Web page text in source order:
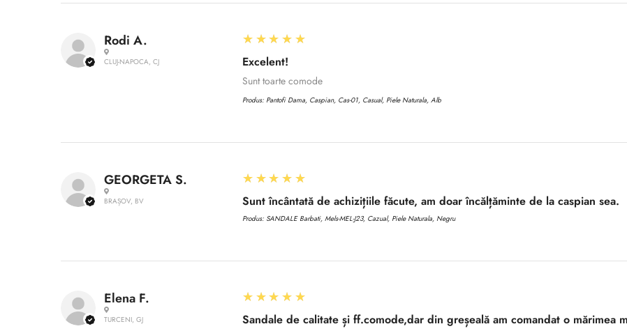
Rodi A.
CLUJ-NAPOCA, CJ
5
★★★★★
Excelent!
Sunt toarte comode
Produs: Pantofi Dama, Caspian, Cas-01, Casual, Piele Naturala, Alb
GEORGETA S.
BRAȘOV, BV
5
★★★★★
Sunt încântată de achizițiile făcute, am doar încălțăminte de la caspian sea.
Produs: SANDALE Barbati, Mels-MEL-J23, Cazual, Piele Naturala, Negru
Elena F.
TURCENI, GJ
5
★★★★★
Sandale de calitate și ff.comode,dar din greșeală am comandat o mărimea